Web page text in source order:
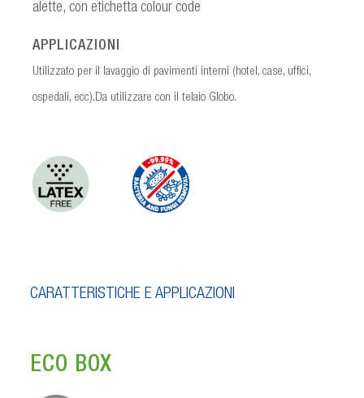
alette, con etichetta colour code
APPLICAZIONI
Utilizzato per il lavaggio di pavimenti interni (hotel, case, uffici,
ospedali, ecc).Da utilizzare con il telaio Globo.
CARATTERISTICHE E APPLICAZIONI
ECO BOX